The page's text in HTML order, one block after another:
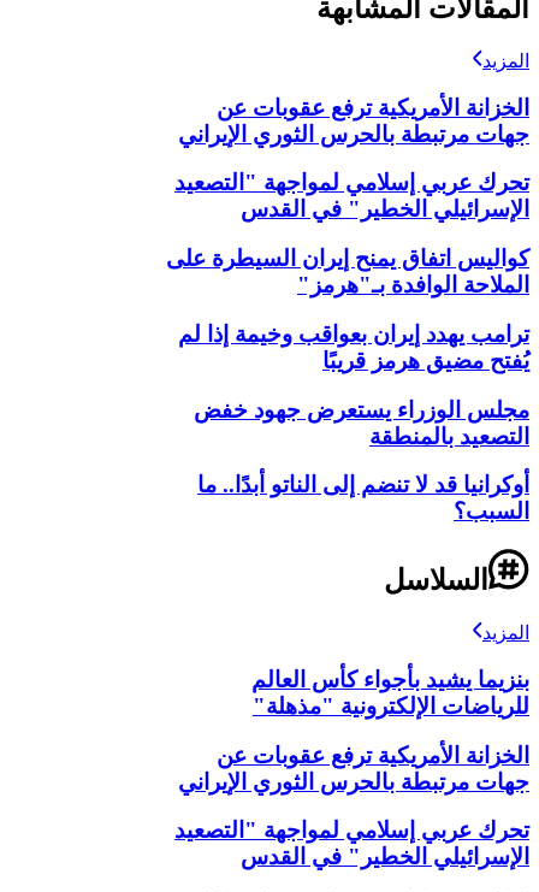
المقالات المشابهة
المزيد
الخزانة الأمريكية ترفع عقوبات عن
جهات مرتبطة بالحرس الثوري الإيراني
تحرك عربي إسلامي لمواجهة "التصعيد
الإسرائيلي الخطير" في القدس
كواليس اتفاق يمنح إيران السيطرة على
الملاحة الوافدة بـ"هرمز"
ترامب يهدد إيران بعواقب وخيمة إذا لم
يُفتح مضيق هرمز قريبًا
مجلس الوزراء يستعرض جهود خفض
التصعيد بالمنطقة
أوكرانيا قد لا تنضم إلى الناتو أبدًا.. ما
السبب؟
السلاسل
المزيد
بنزيما يشيد بأجواء كأس العالم
للرياضات الإلكترونية "مذهلة"
الخزانة الأمريكية ترفع عقوبات عن
جهات مرتبطة بالحرس الثوري الإيراني
تحرك عربي إسلامي لمواجهة "التصعيد
الإسرائيلي الخطير" في القدس